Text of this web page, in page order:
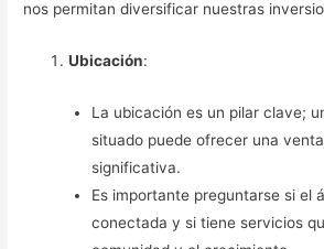
nos permitan diversificar nuestras
Ubicación:
La ubicación es un pilar clave;
situado puede ofrecer una
significativa.
Es importante preguntarse si el
conectada y si tiene servicios